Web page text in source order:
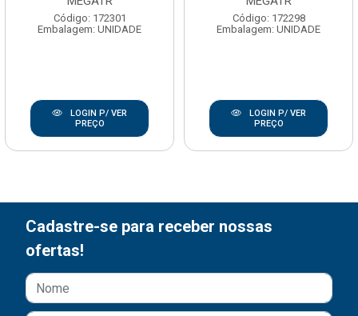
Código: 172301
Embalagem: UNIDADE
LOGIN P/ VER
PREÇO
Código: 172298
Embalagem: UNIDADE
LOGIN P/ VER
PREÇO
Cadastre-se para receber nossas
ofertas!